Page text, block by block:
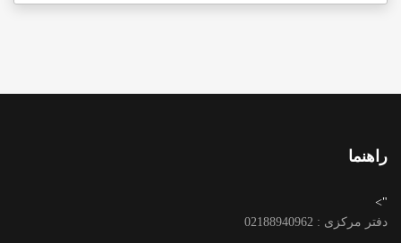
راهنما
">
دفتر مرکزی : 02188940962